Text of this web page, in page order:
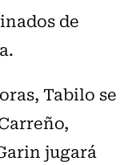
de
Tabilo se
jugará